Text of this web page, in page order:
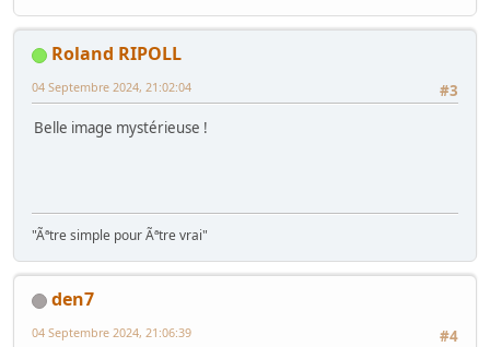
Roland RIPOLL
#3
04 Septembre 2024, 21:02:04
Belle image mystérieuse !
"Ãªtre simple pour Ãªtre vrai"
den7
#4
04 Septembre 2024, 21:06:39